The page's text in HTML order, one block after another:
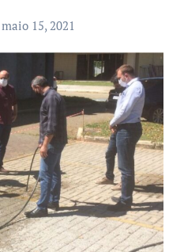
maio 15, 2021